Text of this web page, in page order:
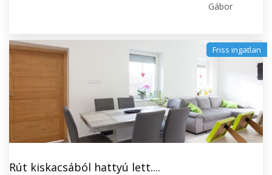
Gábor
Friss ingatlan
Rút kiskacsából hattyú lett....